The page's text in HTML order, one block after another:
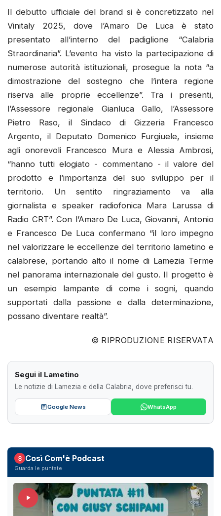
Il debutto ufficiale del brand si è concretizzato nel
Vinitaly 2025, dove l’Amaro De Luca è stato
presentato all’interno del padiglione “Calabria
Straordinaria”. L’evento ha visto la partecipazione di
numerose autorità istituzionali, prosegue la nota “a
dimostrazione del sostegno che l’intera regione
riserva alle proprie eccellenze”. Tra i presenti,
l’Assessore regionale Gianluca Gallo, l’Assessore
Pietro Raso, il Sindaco di Gizzeria Francesco
Argento, il Deputato Domenico Furgiuele, insieme
agli onorevoli Francesco Mura e Alessia Ambrosi,
“hanno tutti elogiato - commentano - il valore del
prodotto e l’importanza del suo sviluppo per il
territorio. Un sentito ringraziamento va alla
giornalista e speaker radiofonica Mara Larussa di
Radio CRT”. Con l’Amaro De Luca, Giovanni, Antonio
e Francesco De Luca confermano “il loro impegno
nel valorizzare le eccellenze del territorio lametino e
calabrese, portando alto il nome di Lamezia Terme
nel panorama internazionale del gusto. Il progetto è
un esempio lampante di come i sogni, quando
supportati dalla passione e dalla determinazione,
possano diventare realtà”.
© RIPRODUZIONE RISERVATA
Segui il Lametino
Le notizie di Lamezia e della Calabria, dove preferisci tu.
Google News WhatsApp
Così Com'è Podcast
Guarda le puntate